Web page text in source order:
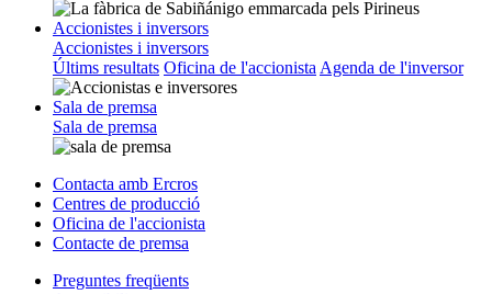
Accionistes i inversors
Accionistes i inversors
Últims resultats Oficina de l'accionista Agenda de l'inversor
Sala de premsa
Sala de premsa
Contacta amb Ercros
Centres de producció
Oficina de l'accionista
Contacte de premsa
Preguntes freqüents